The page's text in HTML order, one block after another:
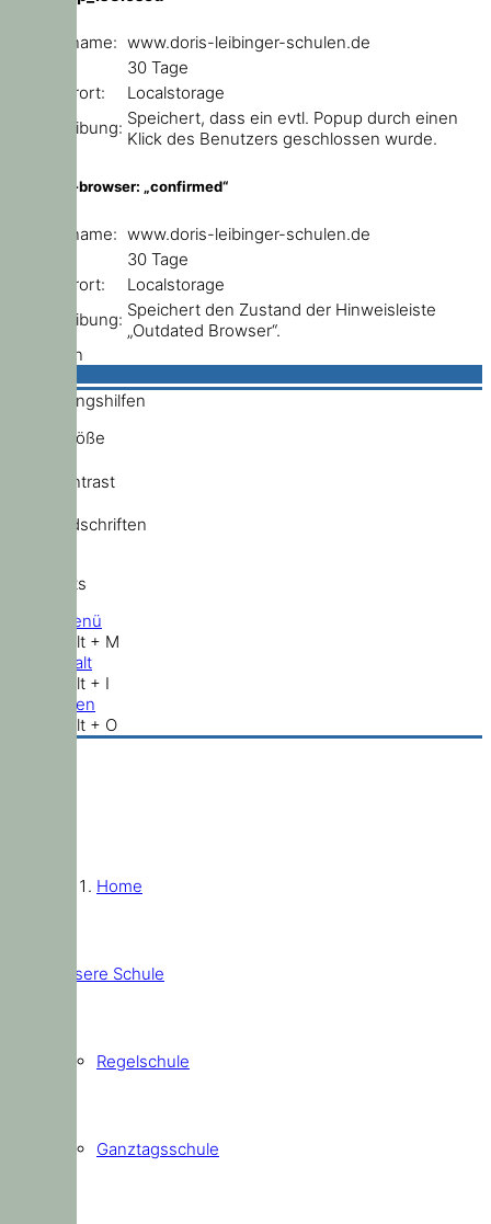
Domainname: www.doris-leibinger-schulen.de
30 Tage
Speicherort:
Localstorage
Beschreibung: Speichert, dass ein evtl. Popup durch einen
Klick des Benutzers geschlossen wurde.
outdated-browser: „confirmed“
Domainname: www.doris-leibinger-schulen.de
30 Tage
Speicherort:
Localstorage
Beschreibung: Speichert den Zustand der Hinweisleiste
„Outdated Browser“.
Schließen
Bedienungshilfen
Schriftgröße
Hochkontrast
Standardschriften
Shortcuts
Hauptmenü
Shift + Alt + M
Zum Inhalt
Shift + Alt + I
Nach oben
Shift + Alt + O
Home
Unsere Schule
Regelschule
Ganztagsschule